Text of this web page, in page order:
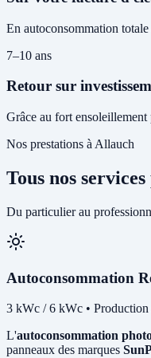
En autoconsommation
7–10 ans
Retour sur
Grâce au fort
Nos prestations à Allauch
Tous nos
Du particulier au
Autoconsommation
3 kWc / 6 kWc •
L'autoconsommation
panneaux des marques